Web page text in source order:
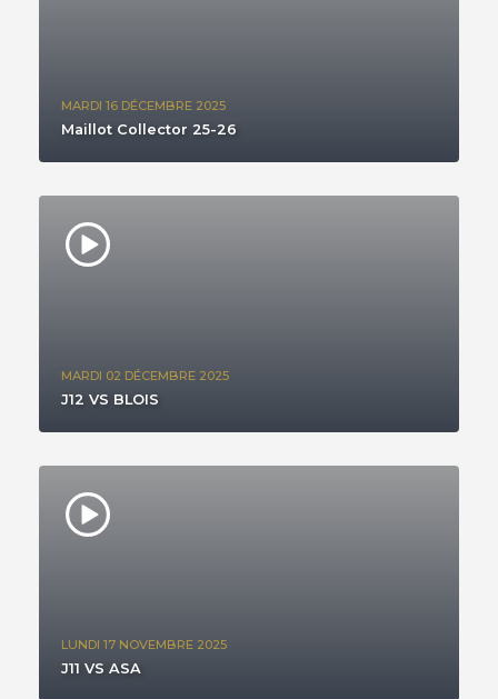
MARDI 16 DÉCEMBRE 2025
Maillot Collector 25-26
MARDI 02 DÉCEMBRE 2025
J12 VS BLOIS
LUNDI 17 NOVEMBRE 2025
J11 VS ASA